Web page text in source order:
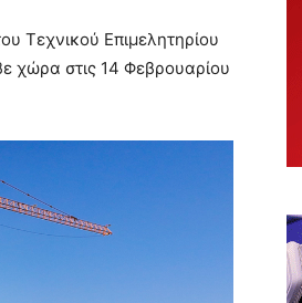
Τεχνικού Επιμελητηρίου
χώρα στις 14 Φεβρουαρίου